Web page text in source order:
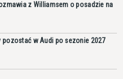
z Williamsem o posadzie na
pozostać w Audi po sezonie 2027